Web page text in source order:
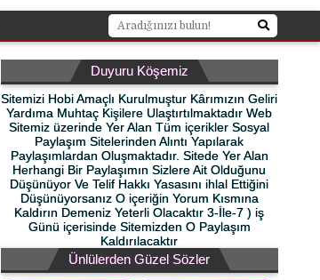
Duyuru Köşemiz
Sitemizi Hobi Amaçlı Kurulmuştur Kârımızın Geliri
Yardıma Muhtaç Kişilere Ulaştırtılmaktadır Web
Sitemiz üzerinde Yer Alan Tüm içerikler Sosyal
Paylaşım Sitelerinden Alıntı Yapılarak
Paylaşımlardan Oluşmaktadır. Sitede Yer Alan
Herhangi Bir Paylaşımın Sizlere Ait Olduğunu
Düşünüyor Ve Telif Hakkı Yasasını ihlal Ettiğini
Düşünüyorsanız O içeriğin Yorum Kısmına
Kaldırın Demeniz Yeterli Olacaktır 3-İle-7 ) iş
Günü içerisinde Sitemizden O Paylaşım
Kaldırılacaktır
Ünlülerden Güzel Sözler